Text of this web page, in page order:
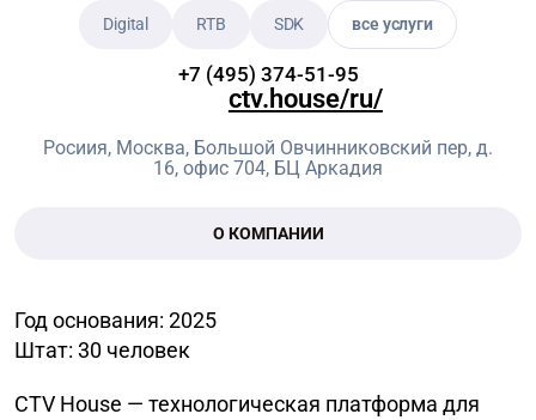
Digital RTB SDK все услуги
+7 (495) 374-51-95
ctv.house/ru/
Росиия, Москва, Большой Овчинниковский пер, д.
16, офис 704, БЦ Аркадия
О КОМПАНИИ
Год основания: 2025
Штат: 30 человек
CTV House — технологическая платформа для